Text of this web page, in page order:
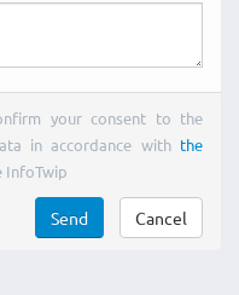
your consent to the
in accordance with the
InfoTwip
Send Cancel